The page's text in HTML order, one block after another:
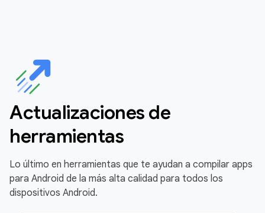
Actualizaciones de
herramientas
Lo último en herramientas que te ayudan a compilar apps
para Android de la más alta calidad para todos los
dispositivos Android.